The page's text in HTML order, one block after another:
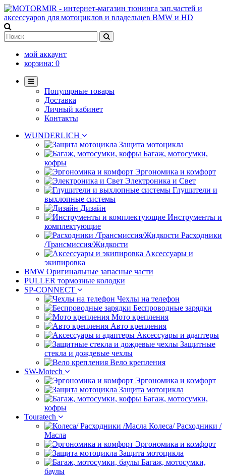
мой аккаунт
корзина: 0
Популярные товары
Доставка
Личный кабинет
Контакты
WUNDERLICH
Защита мотоцикла
Багаж, мотосумки,
кофры
Эргономика и комфорт
Электроника и Свет
Глушители и
выхлопные системы
Дизайн
Инструменты и
комплектующие
Расходники
/Трансмиссия/Жидкости
Аксессуары и
экипировка
BMW Оригинальные запасные части
PULLER тормозные колодки
SP-CONNECT
Чехлы на телефон
Беспроводные зарядки
Мото крепления
Авто крепления
Аксессуары и адаптеры
Защитные
стекла и дождевые чехлы
Вело крепления
SW-Motech
Эргономика и комфорт
Защита мотоцикла
Багаж, мотосумки,
кофры
Touratech
Колеса/ Расходники /
Масла
Эргономика и комфорт
Защита мотоцикла
Багаж, мотосумки,
баулы